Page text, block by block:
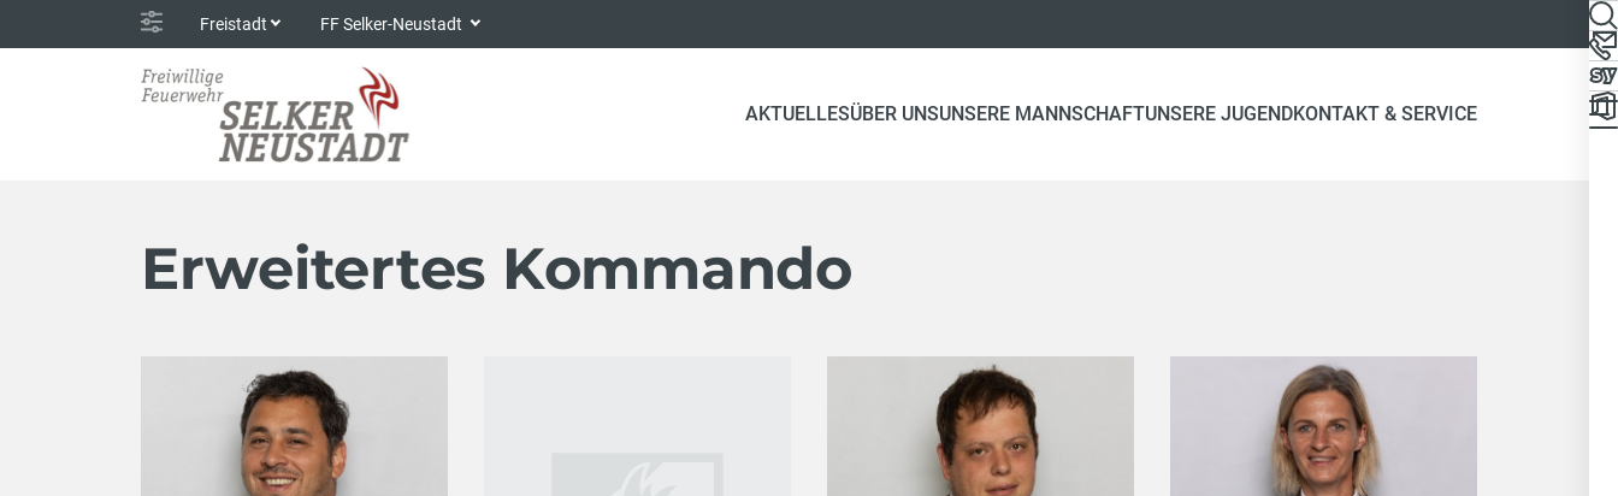
Freistadt FF Selker-Neustadt
AKTUELLESÜBER UNSUNSERE MANNSCHAFTUNSERE JUGENDKONTAKT & SERVICE
Erweitertes Kommando